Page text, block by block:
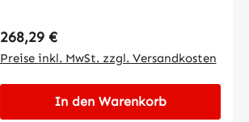
Regulärer Preis:
268,29 €
Preise inkl. MwSt. zzgl. Versandkosten
In den Warenkorb